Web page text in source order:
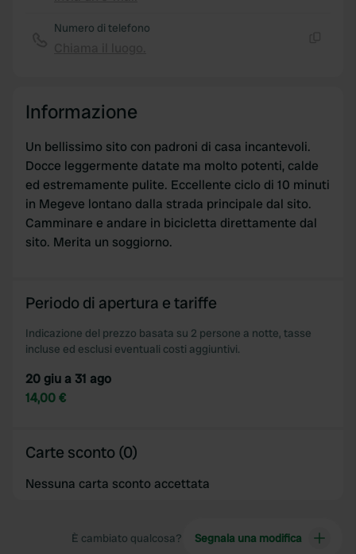
Numero di telefono
Informazione
Un bellissimo sito con padroni di casa incantevoli.
Docce leggermente datate ma molto potenti, calde
ed estremamente pulite. Eccellente ciclo di 10 minuti
in Megeve lontano dalla strada principale dal sito.
Camminare e andare in bicicletta direttamente dal
sito. Merita un soggiorno.
Periodo di apertura e tariffe
Indicazione del prezzo basata su 2 persone a notte, tasse
incluse ed esclusi eventuali costi aggiuntivi.
20 giu a 31 ago
14,00 €
Carte sconto (0)
Nessuna carta sconto accettata
È cambiato qualcosa? Segnala una modifica